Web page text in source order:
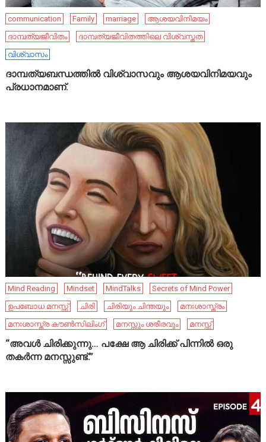
communication Family marriage
ആശയവിനിമയം
ദാമ്പത്യജീവിതം
ദാമ്പത്യജീവിതത്തിലെ വിശ്വസ്തത
വിശ്വാസം
ദാമ്പത്യബന്ധത്തിൽ വിശ്വാസവും ആശയവിനിമയവും
പ്രധാനമാണ്.
Mind Reading Mindset MindTalks
Secrets of Mind Power
ഉപബോധ മനസ്സ്
ചിരി ചിരിയും ചിന്തയും
മനഃശാസ്ത്രം
മനഃശാസ്ത്ര കൗൺസിലിംഗ്
മനസ്സും ശരീരവും മനസ്സ്
“അവൾ ചിരിക്കുന്നു… പക്ഷേ ആ ചിരിക്ക് പിന്നിൽ ഒരു
തകർന്ന മനസ്സുണ്ട്.”